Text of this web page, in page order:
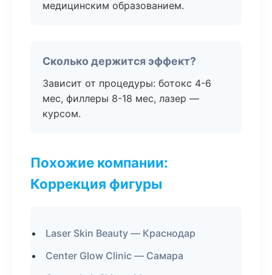
медицинским образованием.
Сколько держится эффект?
Зависит от процедуры: ботокс 4-6
мес, филлеры 8-18 мес, лазер —
курсом.
Похожие компании:
Коррекция фигуры
Laser Skin Beauty — Краснодар
Center Glow Clinic — Самара